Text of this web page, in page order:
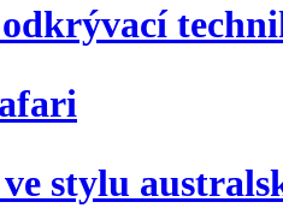
stylu